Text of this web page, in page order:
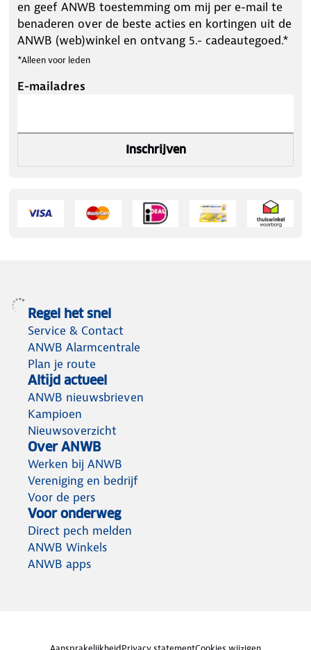
en geef ANWB toestemming om mij per e-mail te
benaderen over de beste acties en kortingen uit de
ANWB (web)winkel en ontvang 5.- cadeautegoed.*
*Alleen voor leden
E-mailadres
Inschrijven
Regel het snel
Service & Contact
ANWB Alarmcentrale
Plan je route
Altijd actueel
ANWB nieuwsbrieven
Kampioen
Nieuwsoverzicht
Over ANWB
Werken bij ANWB
Vereniging en bedrijf
Voor de pers
Voor onderweg
Direct pech melden
ANWB Winkels
ANWB apps